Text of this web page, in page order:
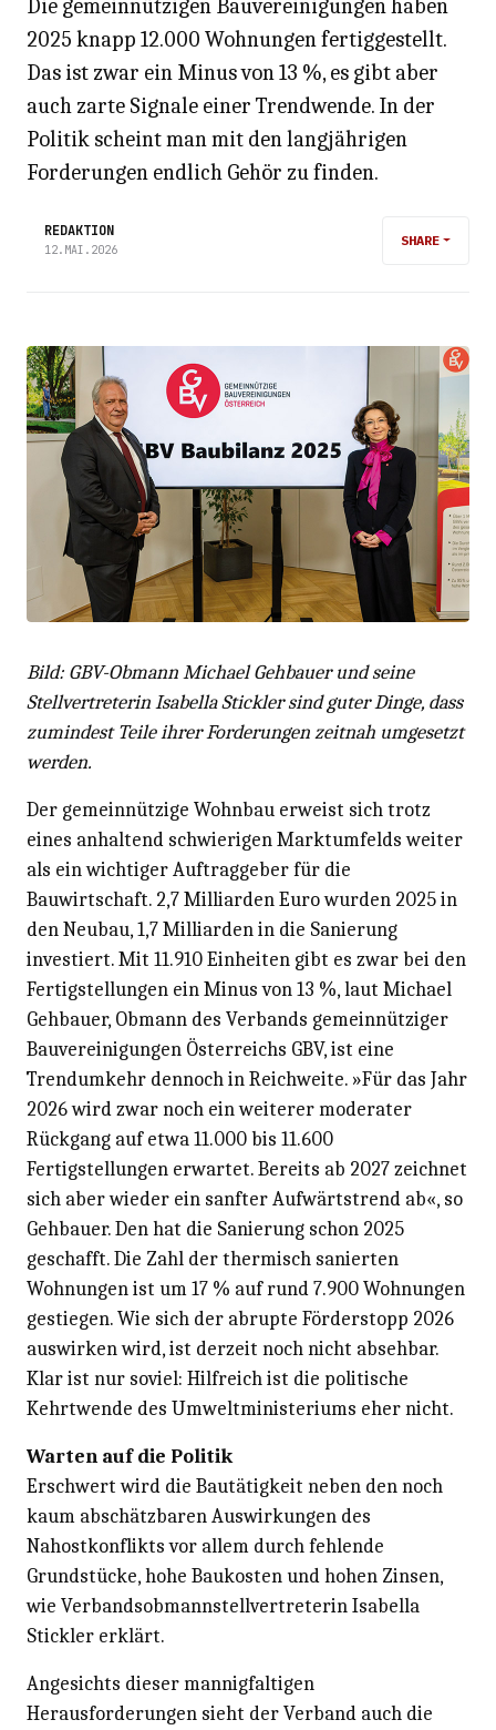
Die gemeinnützigen Bauvereinigungen haben
2025 knapp 12.000 Wohnungen fertiggestellt.
Das ist zwar ein Minus von 13 %, es gibt aber
auch zarte Signale einer Trendwende. In der
Politik scheint man mit den langjährigen
Forderungen endlich Gehör zu finden.
REDAKTION
12.MAI.2026
SHARE
Bild: GBV-Obmann Michael Gehbauer und seine
Stellvertreterin Isabella Stickler sind guter Dinge, dass
zumindest Teile ihrer Forderungen zeitnah umgesetzt
werden.
Der gemeinnützige Wohnbau erweist sich trotz
eines anhaltend schwierigen Marktumfelds weiter
als ein wichtiger Auftraggeber für die
Bauwirtschaft. 2,7 Milliarden Euro wurden 2025 in
den Neubau, 1,7 Milliarden in die Sanierung
investiert. Mit 11.910 Einheiten gibt es zwar bei den
Fertigstellungen ein Minus von 13 %, laut Michael
Gehbauer, Obmann des Verbands gemeinnütziger
Bauvereinigungen Österreichs GBV, ist eine
Trendumkehr dennoch in Reichweite. »Für das Jahr
2026 wird zwar noch ein weiterer moderater
Rückgang auf etwa 11.000 bis 11.600
Fertigstellungen erwartet. Bereits ab 2027 zeichnet
sich aber wieder ein sanfter Aufwärtstrend ab«, so
Gehbauer. Den hat die Sanierung schon 2025
geschafft. Die Zahl der thermisch sanierten
Wohnungen ist um 17 % auf rund 7.900 Wohnungen
gestiegen. Wie sich der abrupte Förderstopp 2026
auswirken wird, ist derzeit noch nicht absehbar.
Klar ist nur soviel: Hilfreich ist die politische
Kehrtwende des Umweltministeriums eher nicht.
Warten auf die Politik
Erschwert wird die Bautätigkeit neben den noch
kaum abschätzbaren Auswirkungen des
Nahostkonflikts vor allem durch fehlende
Grundstücke, hohe Baukosten und hohen Zinsen,
wie Verbands­obmannstellvertreterin Isabella
Stickler erklärt.
Angesichts dieser mannigfaltigen
Herausforderungen sieht der Verband auch die